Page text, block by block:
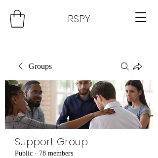
RSPY
Groups
Support Group
Public · 78 members